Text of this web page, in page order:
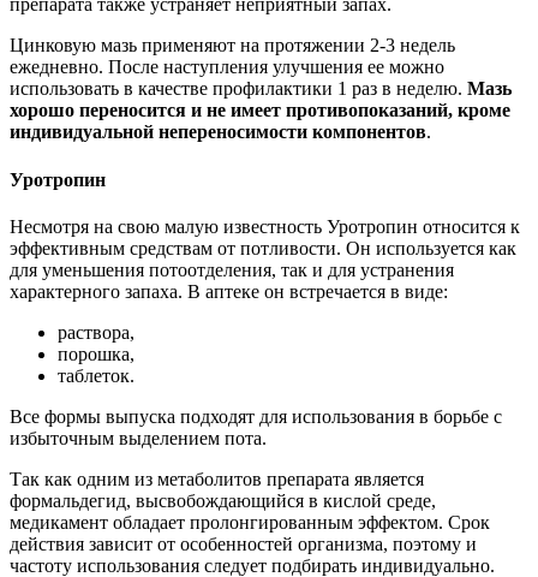
препарата также устраняет неприятный запах.
Цинковую мазь применяют на протяжении 2-3 недель
ежедневно. После наступления улучшения ее можно
использовать в качестве профилактики 1 раз в неделю. Мазь
хорошо переносится и не имеет противопоказаний, кроме
индивидуальной непереносимости компонентов.
Уротропин
Несмотря на свою малую известность Уротропин относится к
эффективным средствам от потливости. Он используется как
для уменьшения потоотделения, так и для устранения
характерного запаха. В аптеке он встречается в виде:
раствора,
порошка,
таблеток.
Все формы выпуска подходят для использования в борьбе с
избыточным выделением пота.
Так как одним из метаболитов препарата является
формальдегид, высвобождающийся в кислой среде,
медикамент обладает пролонгированным эффектом. Срок
действия зависит от особенностей организма, поэтому и
частоту использования следует подбирать индивидуально.